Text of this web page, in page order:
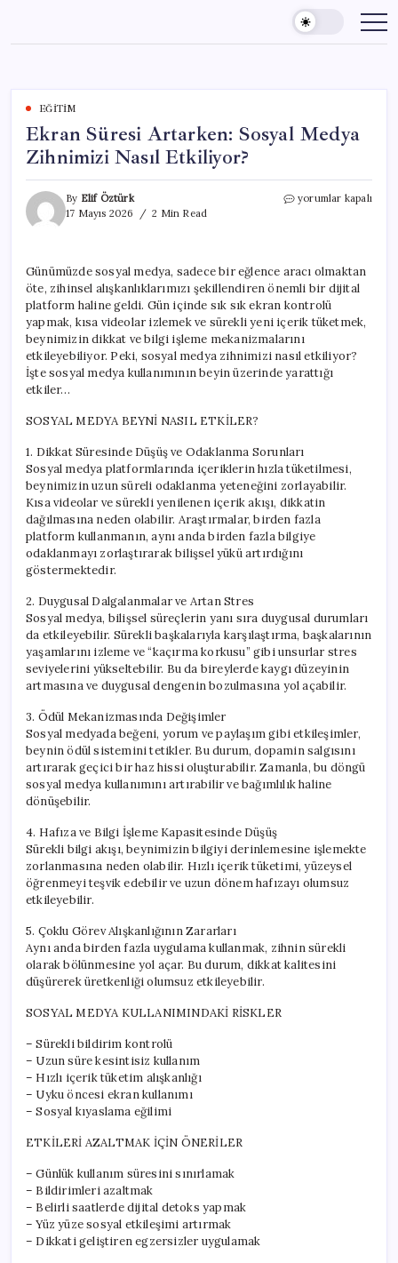
content
EĞITIM
Ekran Süresi Artarken: Sosyal Medya
Zihnimizi Nasıl Etkiliyor?
By Elif Öztürk
17 Mayıs 2026
2 Min Read
Ekran
Zihnimizi
Nasıl
Etkiliyor?
için
yorumlar kapalı
Günümüzde sosyal medya, sadece bir eğlence aracı olmaktan
öte, zihinsel alışkanlıklarımızı şekillendiren önemli bir dijital
platform haline geldi. Gün içinde sık sık ekran kontrolü
yapmak, kısa videolar izlemek ve sürekli yeni içerik tüketmek,
beynimizin dikkat ve bilgi işleme mekanizmalarını
etkileyebiliyor. Peki, sosyal medya zihnimizi nasıl etkiliyor?
İşte sosyal medya kullanımının beyin üzerinde yarattığı
etkiler…
SOSYAL MEDYA BEYNİ NASIL ETKİLER?
1. Dikkat Süresinde Düşüş ve Odaklanma Sorunları
Sosyal medya platformlarında içeriklerin hızla tüketilmesi,
beynimizin uzun süreli odaklanma yeteneğini zorlayabilir.
Kısa videolar ve sürekli yenilenen içerik akışı, dikkatin
dağılmasına neden olabilir. Araştırmalar, birden fazla
platform kullanmanın, aynı anda birden fazla bilgiye
odaklanmayı zorlaştırarak bilişsel yükü artırdığını
göstermektedir.
2. Duygusal Dalgalanmalar ve Artan Stres
Sosyal medya, bilişsel süreçlerin yanı sıra duygusal durumları
da etkileyebilir. Sürekli başkalarıyla karşılaştırma, başkalarının
yaşamlarını izleme ve “kaçırma korkusu” gibi unsurlar stres
seviyelerini yükseltebilir. Bu da bireylerde kaygı düzeyinin
artmasına ve duygusal dengenin bozulmasına yol açabilir.
3. Ödül Mekanizmasında Değişimler
Sosyal medyada beğeni, yorum ve paylaşım gibi etkileşimler,
beynin ödül sistemini tetikler. Bu durum, dopamin salgısını
artırarak geçici bir haz hissi oluşturabilir. Zamanla, bu döngü
sosyal medya kullanımını artırabilir ve bağımlılık haline
dönüşebilir.
4. Hafıza ve Bilgi İşleme Kapasitesinde Düşüş
Sürekli bilgi akışı, beynimizin bilgiyi derinlemesine işlemekte
zorlanmasına neden olabilir. Hızlı içerik tüketimi, yüzeysel
öğrenmeyi teşvik edebilir ve uzun dönem hafızayı olumsuz
etkileyebilir.
5. Çoklu Görev Alışkanlığının Zararları
Aynı anda birden fazla uygulama kullanmak, zihnin sürekli
olarak bölünmesine yol açar. Bu durum, dikkat kalitesini
düşürerek üretkenliği olumsuz etkileyebilir.
SOSYAL MEDYA KULLANIMINDAKİ RİSKLER
– Sürekli bildirim kontrolü
– Uzun süre kesintisiz kullanım
– Hızlı içerik tüketim alışkanlığı
– Uyku öncesi ekran kullanımı
– Sosyal kıyaslama eğilimi
ETKİLERİ AZALTMAK İÇİN ÖNERİLER
– Günlük kullanım süresini sınırlamak
– Bildirimleri azaltmak
– Belirli saatlerde dijital detoks yapmak
– Yüz yüze sosyal etkileşimi artırmak
– Dikkati geliştiren egzersizler uygulamak